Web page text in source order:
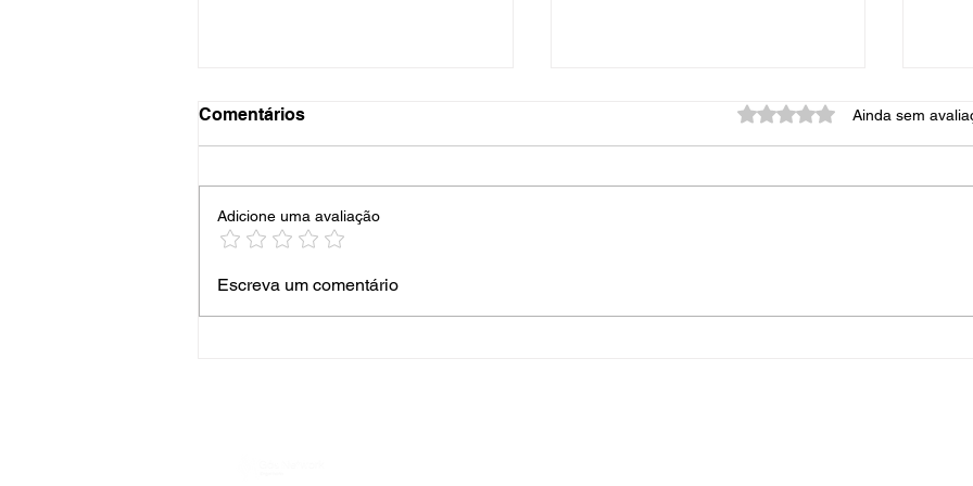
Empresa Credenciada e
Comentários Avaliado com 0 de 5
Ainda sem
Adicione uma avaliação
Escreva um comentário